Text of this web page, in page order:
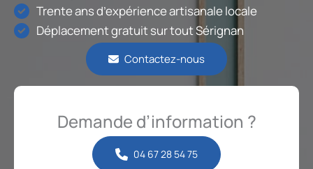
Trente ans d’expérience artisanale locale
Déplacement gratuit sur tout Sérignan
Contactez-nous
Demande d’information ?
04 67 28 54 75